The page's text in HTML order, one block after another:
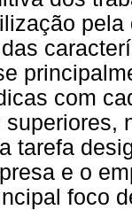
com
tarefa
e o
foco